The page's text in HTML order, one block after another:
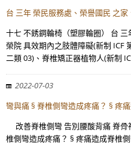
台 三年 榮民服務處、榮譽國民 之
十七 不銹鋼輪椅（塑膠輪圈） 台
榮院 具效期內之肢體障礙(新制 ICF
二類 03)、脊椎矯正器植物人(新制
2022-07-03
彎與痛 § 脊椎側彎造成疼痛？ § 疼
改善脊椎側彎 告別腰酸背痛 脊骨
椎側彎造成疼痛？ § 疼痛造成脊椎